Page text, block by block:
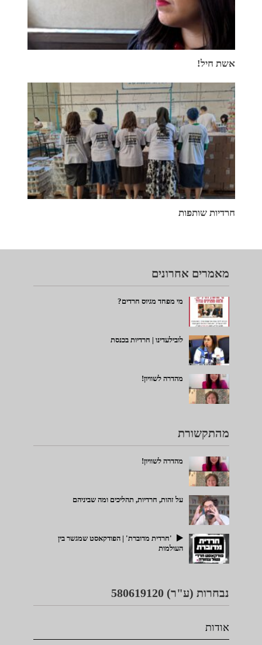
אשת חיל!
חרדיות שותפות
מאמרים אחרונים
מי מפחד מגיוס חרדים?
לובילעדינו | חרדיות בכנסת
מהדרה לשוויון!
מהתקשורת
מהדרה לשוויון!
על זהות, חרדיות, תהליכים ומה שביניהם
'חרדית מדוברת' | הפודקאסט שמגשר בין
העולמות
נבחרות (ע"ר) 580619120
אודות